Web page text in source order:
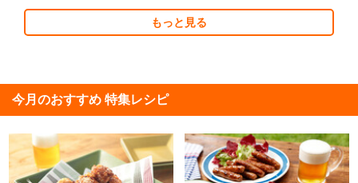
もっと見る
今月のおすすめ 特集レシピ